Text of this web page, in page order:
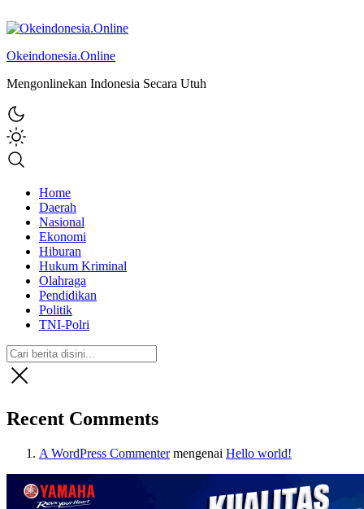
Okeindonesia.Online
Mengonlinekan Indonesia Secara Utuh
Home
Daerah
Nasional
Ekonomi
Hiburan
Hukum Kriminal
Olahraga
Pendidikan
Politik
TNI-Polri
Recent Comments
A WordPress Commentermengenai Hello world!